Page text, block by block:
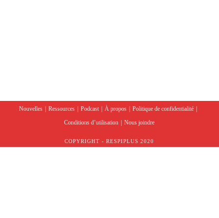
Nouvelles Ressources Podcast À propos
Politique de confidentialité
Conditions d’utilisation
Nous joindre
COPYRIGHT - RESPIPLUS 2020